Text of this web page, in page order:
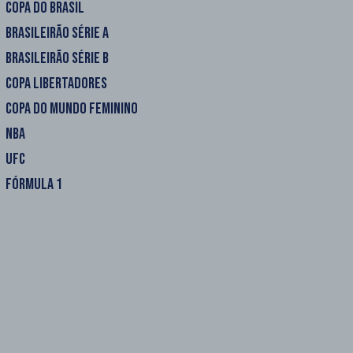
COPA DO BRASIL
BRASILEIRÃO SÉRIE A
BRASILEIRÃO SÉRIE B
COPA LIBERTADORES
COPA DO MUNDO FEMININO
NBA
UFC
FÓRMULA 1